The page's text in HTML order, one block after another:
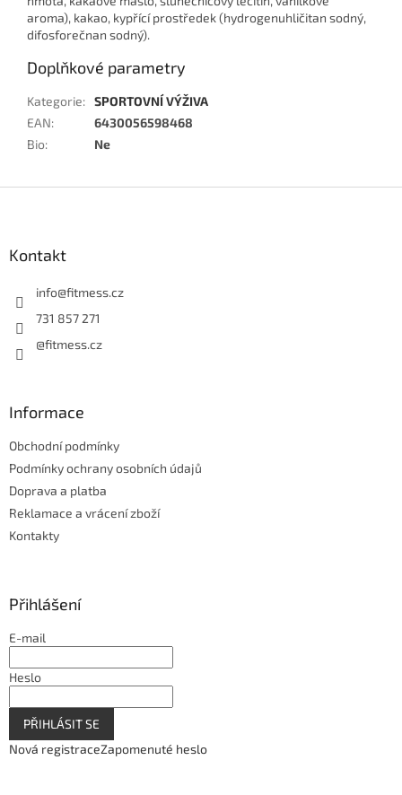
aroma), kakao, kypřící prostředek (hydrogenuhličitan sodný,
difosforečnan sodný).
Doplňkové parametry
Kategorie: SPORTOVNÍ VÝŽIVA
EAN:
6430056598468
Bio: Ne
Kontakt
info@fitmess.cz
731 857 271
@fitmess.cz
Informace
Obchodní podmínky
Podmínky ochrany osobních údajů
Doprava a platba
Reklamace a vrácení zboží
Kontakty
Přihlášení
E-mail
Heslo
PŘIHLÁSIT SE
Nová registraceZapomenuté heslo